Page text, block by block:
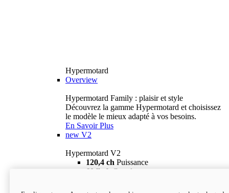
Hypermotard
Overview
Hypermotard Family : plaisir et style
Découvrez la gamme Hypermotard et choisissez
le modèle le mieux adapté à vos besoins.
En Savoir Plus
new V2
Hypermotard V2
120,4 ch Puissance
69 lb-ft
Couple
18 895 $